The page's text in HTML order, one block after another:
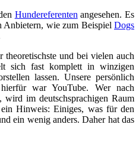
Hundereferenten angesehen. Es
Anbietern, wie zum Beispiel Dogs
und bei vielen auch
sich fast komplett in winzigen
lassen. Unsere persönlich
war YouTube. Wer nach
wird im deutschsprachigen Raum
Hinweis: Einiges, was für den
ein wenig anders. Daher hat das